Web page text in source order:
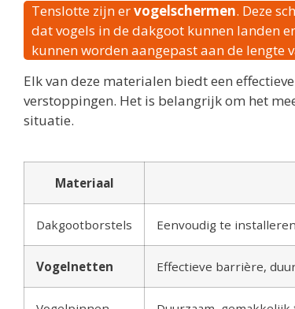
Tenslotte zijn ervogelschermen. Deze
dat vogels in de dakgoot kunnen landen
kunnen worden aangepast aan de lengte
Elk van deze materialen biedt een
verstoppingen. Het is belangrijk om het
situatie.
Materiaal
Dakgootborstels Eenvoudig te
Vogelnetten Effectieve barrière,